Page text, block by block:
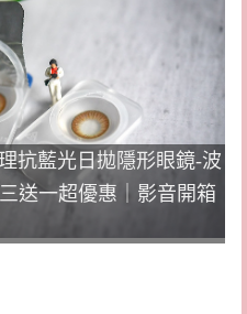
抗藍光日拋隱形眼鏡-波
送一超優惠｜影音開箱